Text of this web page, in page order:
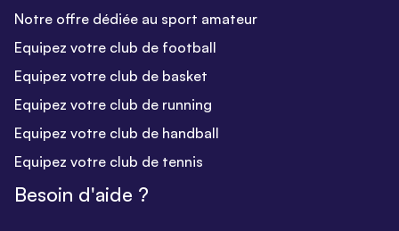
Notre offre dédiée au sport amateur
Equipez votre club de football
Equipez votre club de basket
Equipez votre club de running
Equipez votre club de handball
Equipez votre club de tennis
Besoin d'aide ?